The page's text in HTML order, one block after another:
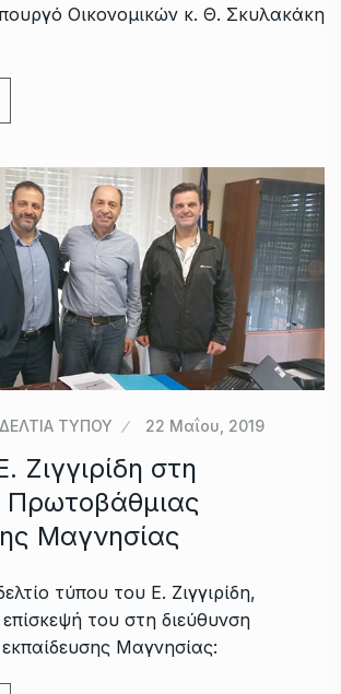
Οικονομικών κ. Θ. Σκυλακάκη
ΔΕΛΤΙΑ ΤΥΠΟΥ 22 Μαΐου, 2019
Ζιγγιρίδη στη
Πρωτοβάθμιας
Μαγνησίας
τύπου του Ε. Ζιγγιρίδη,
του στη διεύθυνση
Μαγνησίας: